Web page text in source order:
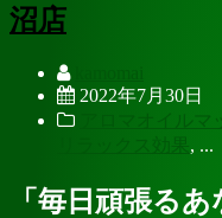
沼店
2022年7月30日
アロマオイルマ
リラックス効果 , ...
「毎日頑張る